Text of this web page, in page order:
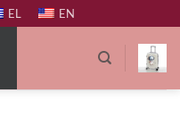
EL EN